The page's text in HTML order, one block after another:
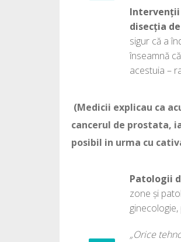
Intervenții
disecția
sigur că a
înseamnă
acestuia –
(Medicii explicau ca
cancerul de prostata,
posibil in urma cu
Patologii
zone și
„Orice